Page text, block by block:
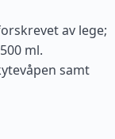
av lege;
ml.
samt